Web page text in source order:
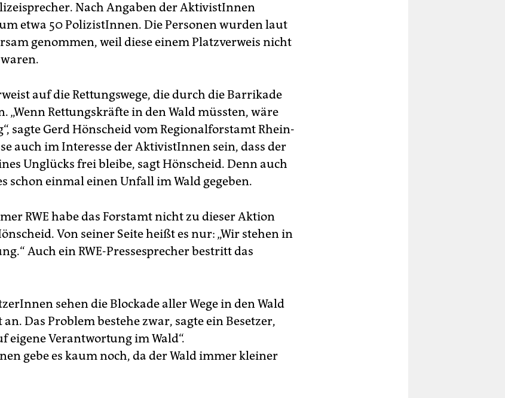
Nach Angaben der AktivistInnen
etwa 50 PolizistInnen. Die Personen wurden laut
genommen, weil diese einem Platzverweis nicht
auf die Rettungswege, die durch die Barrikade
„Wenn Rettungskräfte in den Wald müssten, wäre
sagte Gerd Hönscheid vom Regionalforstamt Rhein-
auch im Interesse der AktivistInnen sein, dass der
Unglücks frei bleibe, sagt Hönscheid. Denn auch
schon einmal einen Unfall im Wald gegeben.
RWE habe das Forstamt nicht zu dieser Aktion
Von seiner Seite heißt es nur: „Wir stehen in
Auch ein RWE-Pressesprecher bestritt das
sehen die Blockade aller Wege in den Wald
Das Problem bestehe zwar, sagte ein Besetzer,
eigene Verantwortung im Wald“.
gebe es kaum noch, da der Wald immer kleiner